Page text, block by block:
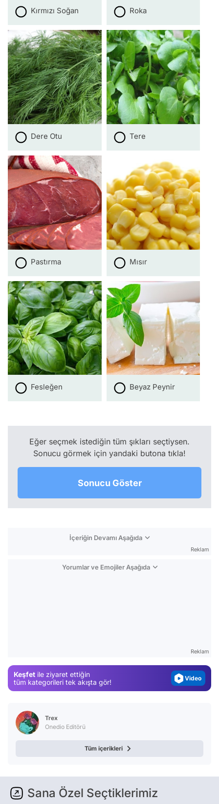
Kırmızı Soğan Roka
Dere Otu Tere
Pastırma Mısır
Fesleğen Beyaz Peynir
Eğer seçmek istediğin tüm şıkları seçtiysen.
Sonucu görmek için yandaki butona tıkla!
Sonucu Göster
İçeriğin Devamı Aşağıda
Reklam
Yorumlar ve Emojiler Aşağıda
Reklam
Keşfet ile ziyaret ettiğin
tüm kategorileri tek akışta gör!
Video
Trex
Onedio Editörü
Tüm içerikleri
Sana Özel Seçtiklerimiz